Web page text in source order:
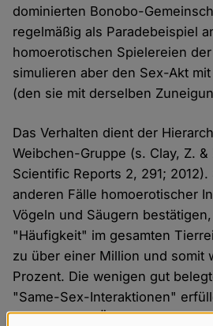
dominierten Bonobo-
regelmäßig als Paradebeispiel
homoerotischen Spielereien
simulieren aber den Sex-Akt
(den sie mit derselben
Das Verhalten dient der
Weibchen-Gruppe (s. Clay, Z.
Scientific Reports 2, 291;
anderen Fälle homoerotischer
Vögeln und Säugern
"Häufigkeit" im gesamten
zu über einer Million und somit
Prozent. Die wenigen gut
"Same-Sex-Interaktionen"
Zweck einer "Übung für den